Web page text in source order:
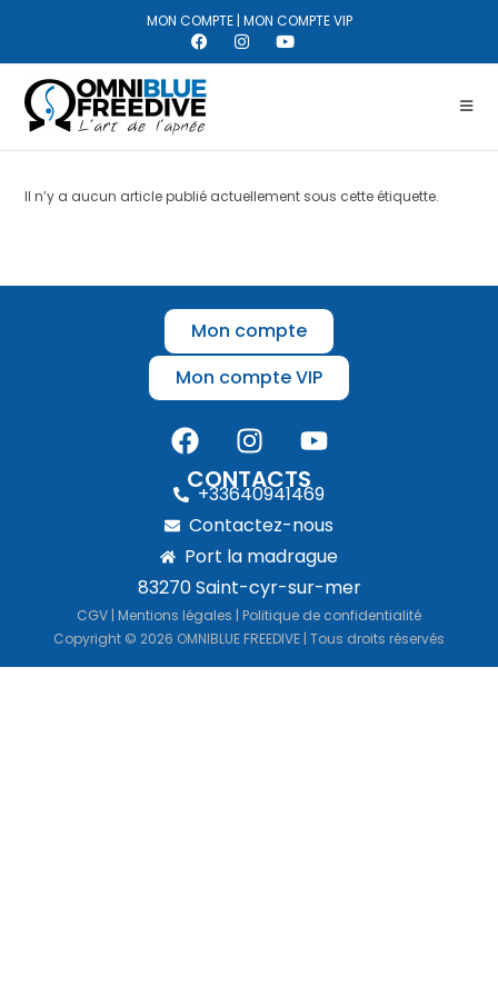
MON COMPTE| MON COMPTE VIP
Il n’y a aucun article publié actuellement sous cette étiquette.
Mon compte
Mon compte VIP
CONTACTS
+33640941469
Contactez-nous
Port la madrague
83270 Saint-cyr-sur-mer
CGV | Mentions légales | Politique de confidentialité
Copyright © 2026 OMNIBLUE FREEDIVE | Tous droits réservés